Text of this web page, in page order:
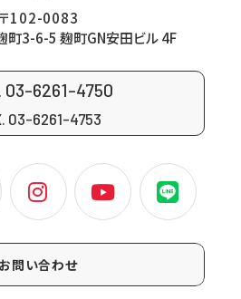
〒102-0083
町3-6-5 麹町GN安田ビル 4F
03-6261-4750
03-6261-4753
お問い合わせ